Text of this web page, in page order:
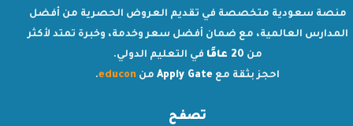
منصة سعودية متخصصة في تقديم العروض الحصرية من أفضل
المدارس العالمية، مع ضمان أفضل سعر وخدمة، وخبرة تمتد لأكثر
من 20 عامًا
في التعليم الدولي.
احجز بثقة مع Apply Gate من educon
.
تصفح